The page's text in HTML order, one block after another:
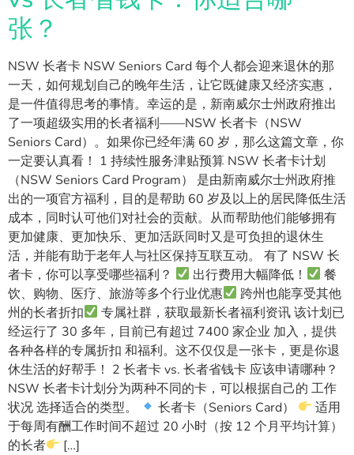
张？
NSW 长者卡 NSW Seniors Card 每个人都会迎来退休的那
一天，如何规划自己的晚年生活，让它既健康又经济实惠，
是一件值得思考的事情。幸运的是，新南威尔士州政府推出
了一项超级实用的长者福利——NSW 长者卡（NSW
Seniors Card）。如果你已经年满 60 岁，那么这篇文章，你
一定要认真看！ 1 持续性服务津贴预算 NSW 长者卡计划
（NSW Seniors Card Program） 是由新南威尔士州政府推
出的一项官方福利，目的是帮助 60 岁及以上的居民降低生活
成本，同时认可他们对社会的贡献。从而帮助他们能够拥有
更加健康、更加快乐、更加活跃同时又是可负担的退休生
活，并能有助于老年人与社区保持互联互动。 有了 NSW 长
者卡，你可以享受哪些福利？
出行费用大幅降低！
餐
饮、购物、医疗、旅游等多个行业优惠
跨州也能享受其他
州的长者折扣
专属社群，获取最新长者福利资讯 该计划已
经运行了 30 多年，目前已有超过 7400 家企业 加入，提供
各种各样的专属折扣 和福利。这不仅仅是一张卡，更是你退
休生活的好帮手！ 2 长者卡 vs. 长者省钱卡 应该申请哪种？
NSW 长者卡计划分为两种不同的卡，可以根据自己的 工作
状况 选择适合的类型。
长者卡（Seniors Card）
适用
于每周有酬工作时间不超过 20 小时（按 12 个月平均计算）
的长者
[…]